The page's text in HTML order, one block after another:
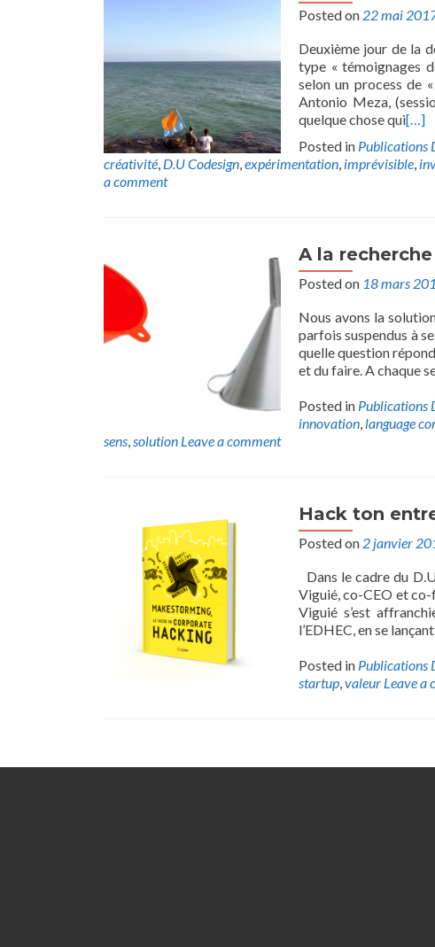
Posted on 22 mai
Deuxième jour de la
type « témoignages
selon un process de
Antonio Meza,
quelque chose qui[…]
Posted in Publications
créativité, D.U Codesign,expérimentation, imprévisible,
a comment
A la
Posted on 18 mars
Nous avons la
parfois suspendus à
quelle question
et du faire. A chaque
Posted in Publications
innovation, language
sens,solution Leave a comment
Hack ton
Posted on 2 janvier
Dans le cadre du
Viguié, co-CEO et
Viguié s’est
l’EDHEC, en se
Posted in Publications
startup,valeur Leave a
Posts